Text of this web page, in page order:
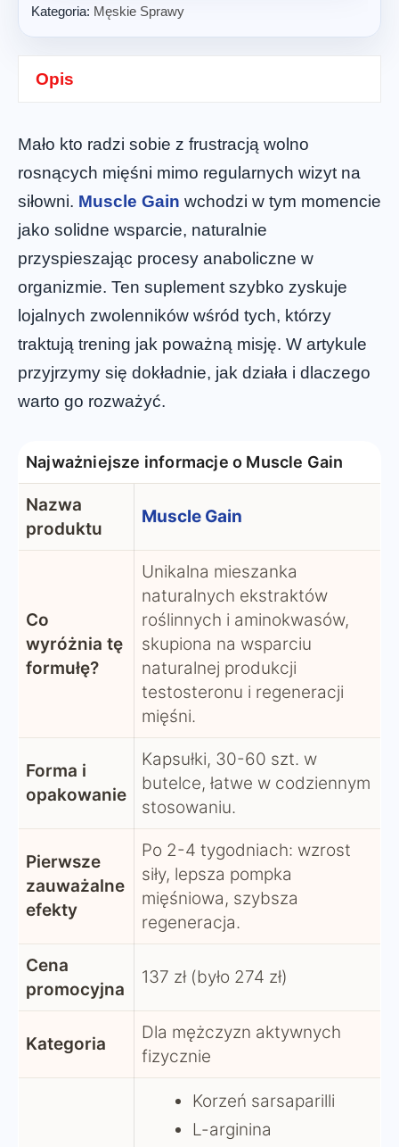
Kategoria: Męskie Sprawy
Opis
Mało kto radzi sobie z frustracją wolno
rosnących mięśni mimo regularnych wizyt na
siłowni. Muscle Gain wchodzi w tym momencie
jako solidne wsparcie, naturalnie
przyspieszając procesy anaboliczne w
organizmie. Ten suplement szybko zyskuje
lojalnych zwolenników wśród tych, którzy
traktują trening jak poważną misję. W artykule
przyjrzymy się dokładnie, jak działa i dlaczego
warto go rozważyć.
Najważniejsze informacje o Muscle Gain
Nazwa
produktu
Muscle Gain
Co
wyróżnia tę
formułę?
Unikalna mieszanka
naturalnych ekstraktów
roślinnych i aminokwasów,
skupiona na wsparciu
naturalnej produkcji
testosteronu i regeneracji
mięśni.
Forma i
opakowanie
Kapsułki, 30-60 szt. w
butelce, łatwe w codziennym
stosowaniu.
Pierwsze
zauważalne
efekty
Po 2-4 tygodniach: wzrost
siły, lepsza pompka
mięśniowa, szybsza
regeneracja.
Cena
promocyjna
137 zł (było 274 zł)
Kategoria
Dla mężczyzn aktywnych
fizycznie
Korzeń sarsaparilli
L-arginina